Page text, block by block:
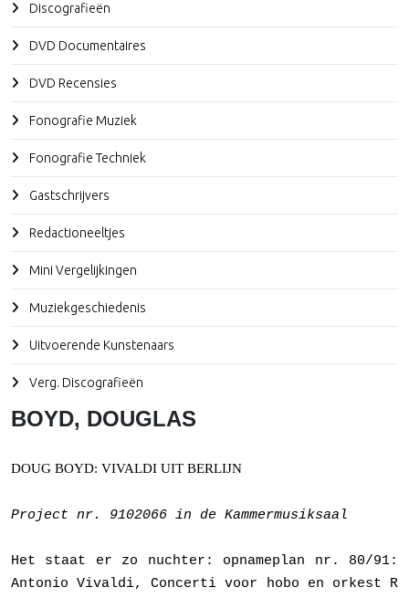
Discografieën
DVD Documentaires
DVD Recensies
Fonografie Muziek
Fonografie Techniek
Gastschrijvers
Redactioneeltjes
Mini Vergelijkingen
Muziekgeschiedenis
Uitvoerende Kunstenaars
Verg. Discografieën
BOYD, DOUGLAS
DOUG BOYD: VIVALDI UIT BERLIJN
Project nr. 9102066 in de Kammermusiksaal
Het staat er zo nuchter: opnameplan nr. 80/91:
Antonio Vivaldi, Concerti voor hobo en orkest R